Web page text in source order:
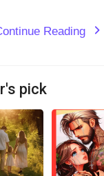
Reading expand_more
pick